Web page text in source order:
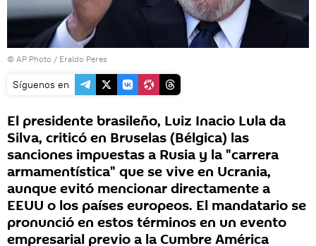
© AP Photo / Eraldo Peres
Síguenos en
El presidente brasileño, Luiz Inacio Lula da
Silva, criticó en Bruselas (Bélgica) las
sanciones impuestas a Rusia y la "carrera
armamentística" que se vive en Ucrania,
aunque evitó mencionar directamente a
EEUU o los países europeos. El mandatario se
pronunció en estos términos en un evento
empresarial previo a la Cumbre América